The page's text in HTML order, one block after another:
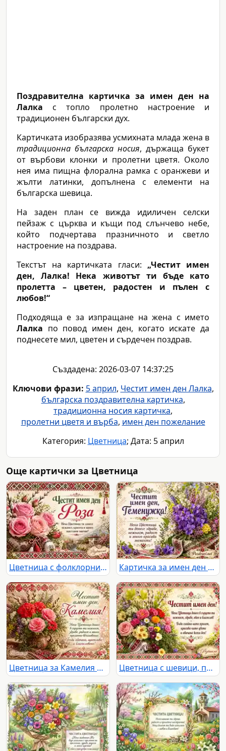
Поздравителна картичка за имен ден на
Лалка с топло пролетно настроение и
традиционен български дух.
Картичката изобразява усмихната млада жена в
традиционна българска носия, държаща букет
от върбови клонки и пролетни цветя. Около
нея има пищна флорална рамка с оранжеви и
жълти латинки, допълнена с елементи на
българска шевица.
На заден план се вижда идиличен селски
пейзаж с църква и къщи под слънчево небе,
който подчертава празничното и светло
настроение на поздрава.
Текстът на картичката гласи: „Честит имен
ден, Лалка! Нека животът ти бъде като
пролетта – цветен, радостен и пълен с
любов!“
Подходяща е за изпращане на жена с името
Лалка по повод имен ден, когато искате да
поднесете мил, цветен и сърдечен поздрав.
Създадена: 2026-03-07 14:37:25
Ключови фрази: 5 април, Честит имен ден Лалка,
българска поздравителна картичка,
традиционна носия картичка,
пролетни цветя и върба, имен ден пожелание
Категория: Цветница; Дата: 5 април
Още картички за Цветница
Цветница с фолклорни мотиви, букет рози и нежен празничен надпис за имен ден Роза Картичка за имен ден на Теменужка с теменужки, пролетни цветя и български шевици
Цветница за Камелия с български шевици, букет от камелии, здравец, върба и пролетно послание Цветница с шевици, пролетен букет и женско пожелание за имен ден